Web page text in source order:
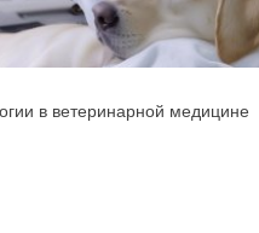
в ветеринарной медицине